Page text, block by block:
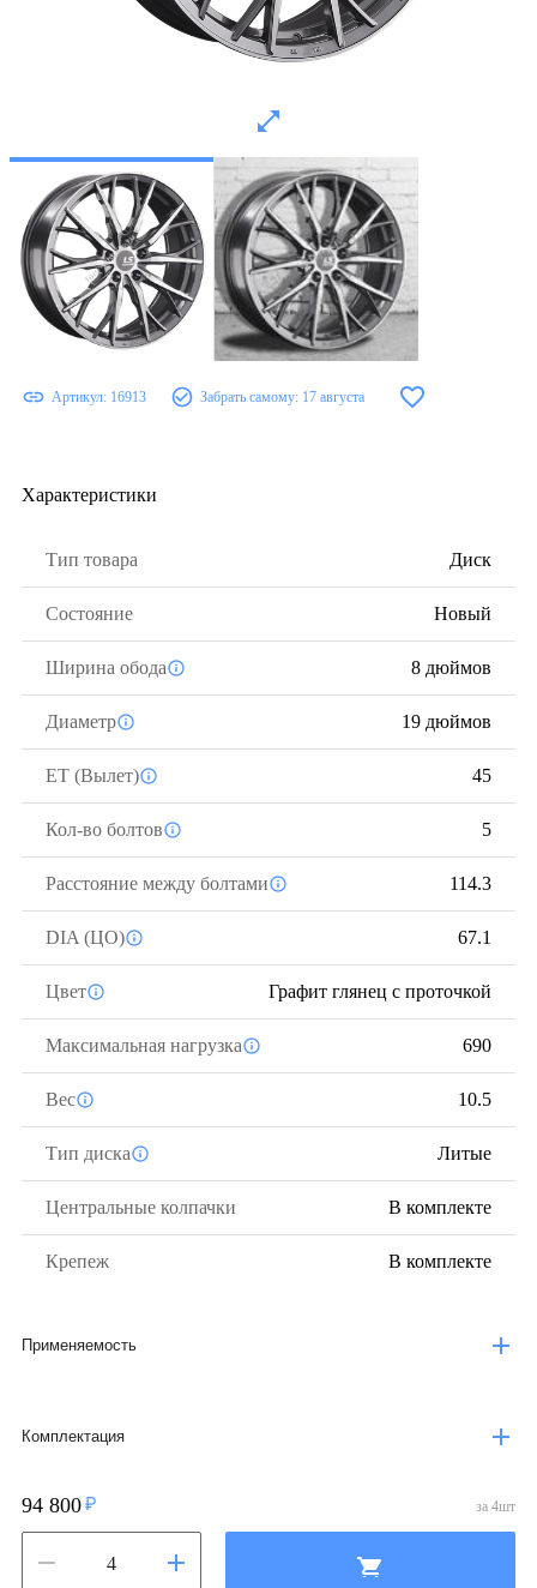
Артикул: 16913 Забрать самому: 17 августа
Характеристики
Тип товара Диск
Состояние Новый
Ширина обода 8 дюймов
Диаметр 19 дюймов
ЕТ (Вылет) 45
Кол-во болтов 5
Расстояние между болтами 114.3
DIA (ЦО) 67.1
Цвет Графит глянец с проточкой
Максимальная нагрузка 690
Вес 10.5
Тип диска Литые
Центральные колпачки В комплекте
Крепеж В комплекте
Применяемость
Комплектация
94 800 за 4шт